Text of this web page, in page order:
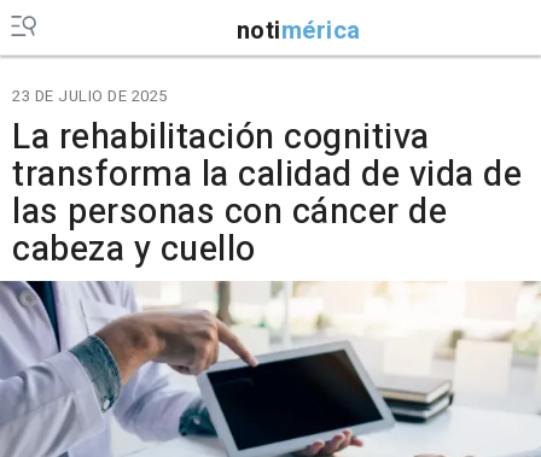
notimérica
23 DE JULIO DE 2025
La rehabilitación cognitiva
transforma la calidad de vida de
las personas con cáncer de
cabeza y cuello